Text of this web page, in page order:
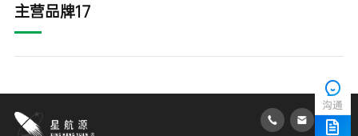
主营品牌17
沟通